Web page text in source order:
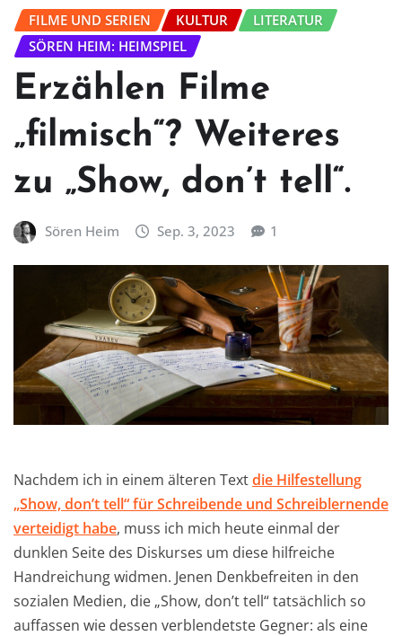
FILME UND SERIEN KULTUR
LITERATUR
SÖREN HEIM: HEIMSPIEL
Erzählen Filme
„filmisch“? Weiteres
zu „Show, don’t tell“.
Sören Heim Sep. 3, 2023 1
Nachdem ich in einem älteren Textdie Hilfestellung
„Show, don’t tell“ für Schreibende und Schreiblernende
verteidigt habe, muss ich mich heute einmal der
dunklen Seite des Diskurses um diese hilfreiche
Handreichung widmen. Jenen Denkbefreiten in den
sozialen Medien, die „Show, don’t tell“ tatsächlich so
auffassen wie dessen verblendetste Gegner: als eine